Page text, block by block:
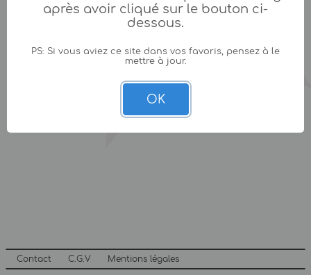
Contact C.G.V Mentions légales
après avoir cliqué sur le bouton ci-
dessous.
PS: Si vous aviez ce site dans vos favoris, pensez à le
mettre à jour.
OK